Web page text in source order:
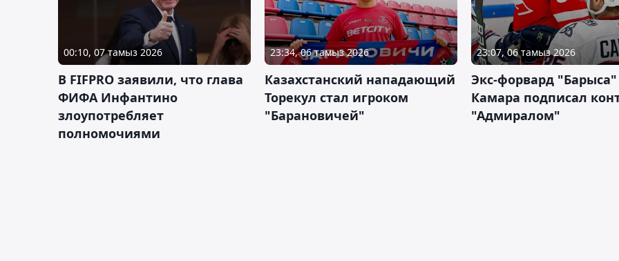
00:10, 07 тамыз 2026
В FIFPRO заявили, что глава
ФИФА Инфантино
злоупотребляет
полномочиями
23:34, 06 тамыз 2026
Казахстанский нападающий
Торекул стал игроком
"Барановичей"
23:07, 06 тамыз 2026
Экс-форвард "Барыса"
Камара подписал
"Адмиралом"